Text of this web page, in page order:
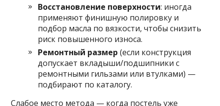
Восстановление поверхности: иногда
применяют финишную полировку и
подбор масла по вязкости, чтобы снизить
риск повышенного износа.
Ремонтный размер (если конструкция
допускает вкладыши/подшипники с
ремонтными гильзами или втулками) —
подбирают по каталогу.
Слабое место метода — когда постель уже